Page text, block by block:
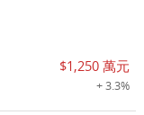
$1,250 萬元
+ 3.3%